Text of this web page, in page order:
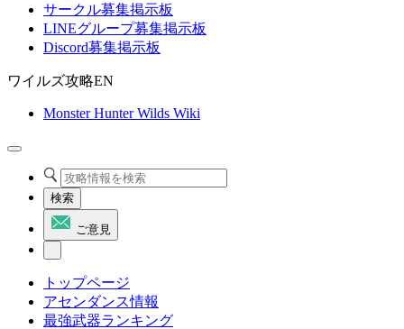
サークル募集掲示板
LINEグループ募集掲示板
Discord募集掲示板
ワイルズ攻略EN
Monster Hunter Wilds Wiki
検索
ご意見
トップページ
アセンダンス情報
最強武器ランキング